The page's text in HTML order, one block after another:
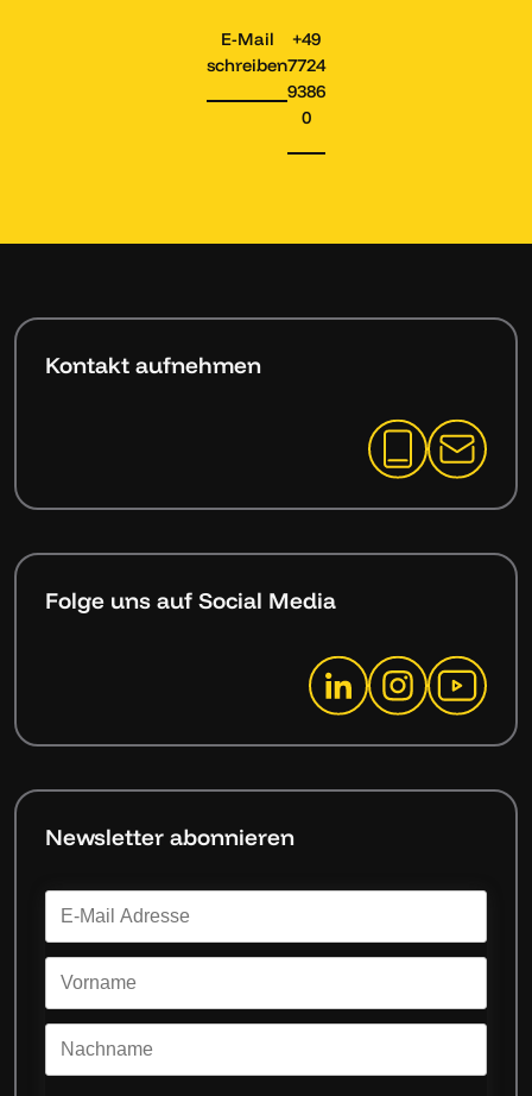
E-Mail
schreiben
+49
7724
9386
0
Kontakt aufnehmen
Folge uns auf Social Media
Newsletter abonnieren